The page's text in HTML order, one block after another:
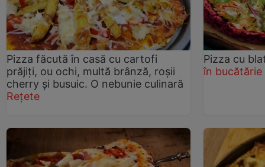
Pizza făcută în casă cu cartofi
prăjiți, ou ochi, multă brânză, roșii
cherry și busuic. O nebunie culinară
Rețete
Pizza cu
în bucătărie